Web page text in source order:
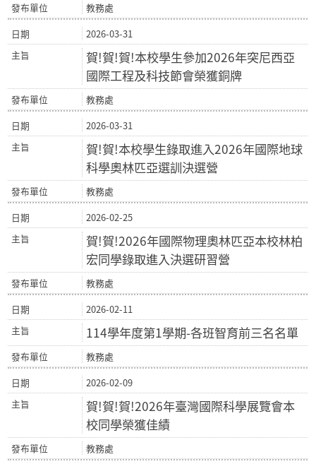
教務處
2026-03-31
賀!賀!賀!本校學生參加2026年突尼西亞
國際工程及科技節會榮獲銅牌
教務處
2026-03-31
賀!賀!本校學生錄取進入2026年國際地球
科學奧林匹亞選訓決選營
教務處
2026-02-25
賀!賀!2026年國際物理奧林匹亞本校林柏
宏同學錄取進入決選研習營
教務處
2026-02-11
114學年度第1學期-各班智育前三名名單
教務處
2026-02-09
賀!賀!賀!2026年臺灣國際科學展覽會本
校同學榮獲佳績
教務處